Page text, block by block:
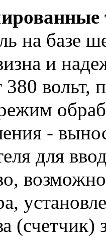
на базе
и
вольт,
-
для
(счетчик)